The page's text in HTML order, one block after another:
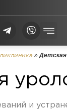
» Детская
и